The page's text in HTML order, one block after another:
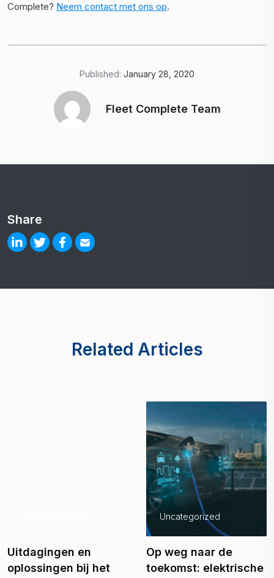
Complete? Neem contact met ons op.
Fleet Complete Team
Published: January 28, 2020
Share
Related Articles
Uitdagingen en
oplossingen bij het
Uncategorized
Op weg naar de
toekomst: elektrische